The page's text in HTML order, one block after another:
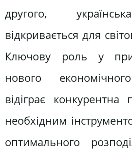
другого,
відкривається для
Ключову роль у
нового
відіграє конкурентна
необхідним
оптимального